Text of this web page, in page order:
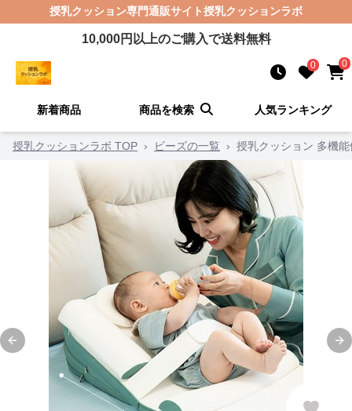
授乳クッション専門通販サイト授乳クッションラボ
10,000円以上のご購入で送料無料
0 0
新着商品 商品を検索 人気ランキング
授乳クッションラボ TOP › ビーズの一覧 › 授乳クッション 多機
Previous slide